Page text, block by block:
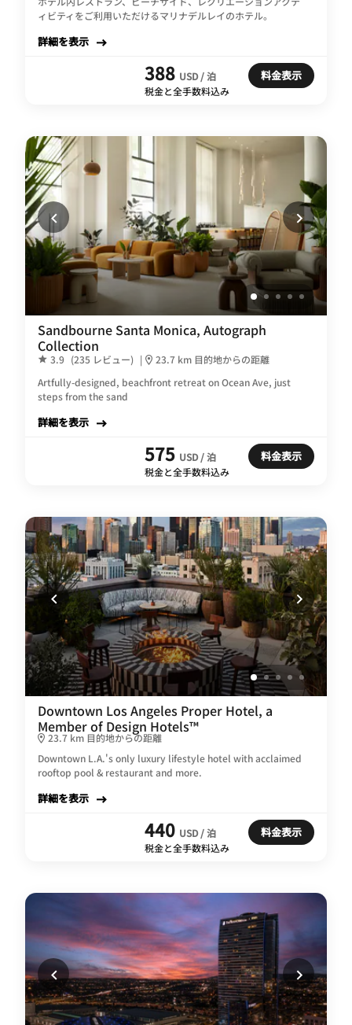
ィビティをご利用いただけるマリナデルレイのホテル。
詳細を表示
388 USD / 泊
税金と全手数料込み
料金表示
Sandbourne Santa Monica, Autograph
Collection
3.9 (235 レビュー) |
23.7 km 目的地からの距離
Artfully-designed, beachfront retreat on Ocean Ave, just
steps from the sand
詳細を表示
575 USD / 泊
税金と全手数料込み
料金表示
Downtown Los Angeles Proper Hotel, a
Member of Design Hotels™
23.7 km 目的地からの距離
Downtown L.A.'s only luxury lifestyle hotel with acclaimed
rooftop pool & restaurant and more.
詳細を表示
440 USD / 泊
税金と全手数料込み
料金表示